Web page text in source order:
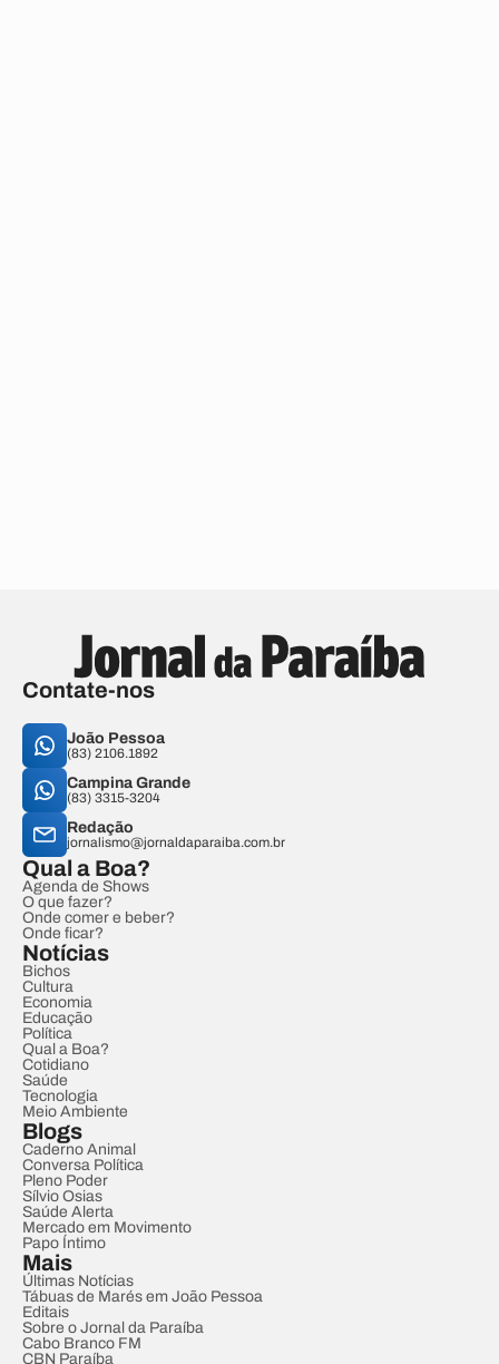
Contate-nos
João Pessoa
(83) 2106.1892
Campina Grande
(83) 3315-3204
Redação
jornalismo@jornaldaparaiba.com.br
Qual a Boa?
Agenda de Shows
O que fazer?
Onde comer e beber?
Onde ficar?
Notícias
Bichos
Cultura
Economia
Educação
Política
Qual a Boa?
Cotidiano
Saúde
Tecnologia
Meio Ambiente
Blogs
Caderno Animal
Conversa Política
Pleno Poder
Sílvio Osias
Saúde Alerta
Mercado em Movimento
Papo Íntimo
Mais
Últimas Notícias
Tábuas de Marés em João Pessoa
Editais
Sobre o Jornal da Paraíba
Cabo Branco FM
CBN Paraíba